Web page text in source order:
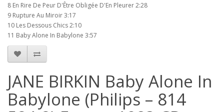
8 En Rire De Peur D'Être Obligée D'En Pleurer 2:28
9 Rupture Au Miroir 3:17
10 Les Dessous Chics 2:10
11 Baby Alone In Babylone 3:57
JANE BIRKIN Baby Alone In
Babylone (Philips ‎– 814